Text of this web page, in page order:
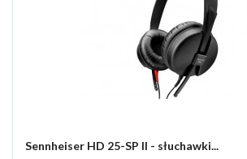
Sennheiser HD 25-SP II - słuchawki...